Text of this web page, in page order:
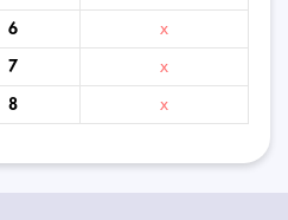
6 x
7 x
8 x